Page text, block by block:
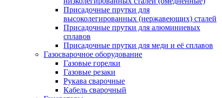
Присадочные прутки для
высоколегированных (нержавеющих) сталей
Присадочные прутки для алюминиевых
сплавов
Присадочные прутки для меди и её сплавов
Газосварочное оборудование
Газовые горелки
Газовые резаки
Рукава сварочные
Кабель сварочный